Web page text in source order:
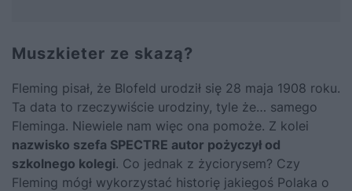
Muszkieter ze skazą?
Fleming pisał, że Blofeld urodził się 28 maja 1908 roku.
Ta data to rzeczywiście urodziny, tyle że… samego
Fleminga. Niewiele nam więc ona pomoże. Z kolei
nazwisko szefa SPECTRE autor pożyczył od
szkolnego kolegi. Co jednak z życiorysem? Czy
Fleming mógł wykorzystać historię jakiegoś Polaka o